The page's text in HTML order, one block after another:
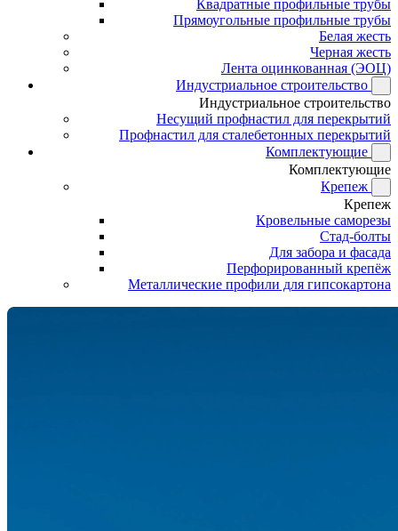
Квадратные профильные трубы
Прямоугольные профильные трубы
Белая жесть
Черная жесть
Лента оцинкованная (ЭОЦ)
Индустриальное строительство
Индустриальное строительство
Несущий профнастил для перекрытий
Профнастил для сталебетонных перекрытий
Комплектующие
Комплектующие
Крепеж
Крепеж
Кровельные саморезы
Стад-болты
Для забора и фасада
Перфорированный крепёж
Металлические профили для гипсокартона